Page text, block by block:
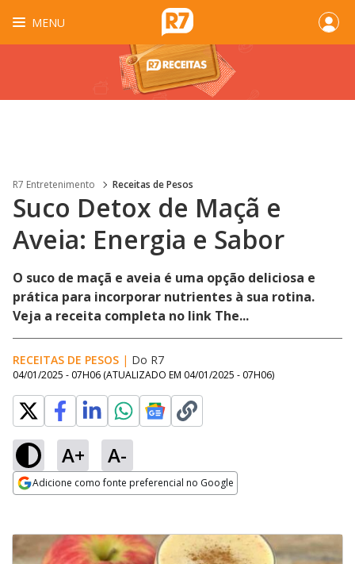
MENU
R7 Entretenimento Receitas de Pesos
Suco Detox de Maçã e
Aveia: Energia e Sabor
O suco de maçã e aveia é uma opção deliciosa e
prática para incorporar nutrientes à sua rotina.
Veja a receita completa no link The...
RECEITAS DE PESOS | Do R7
04/01/2025 - 07H06 (ATUALIZADO EM 04/01/2025 - 07H06)
A+ A-
Adicione como fonte preferencial no Google